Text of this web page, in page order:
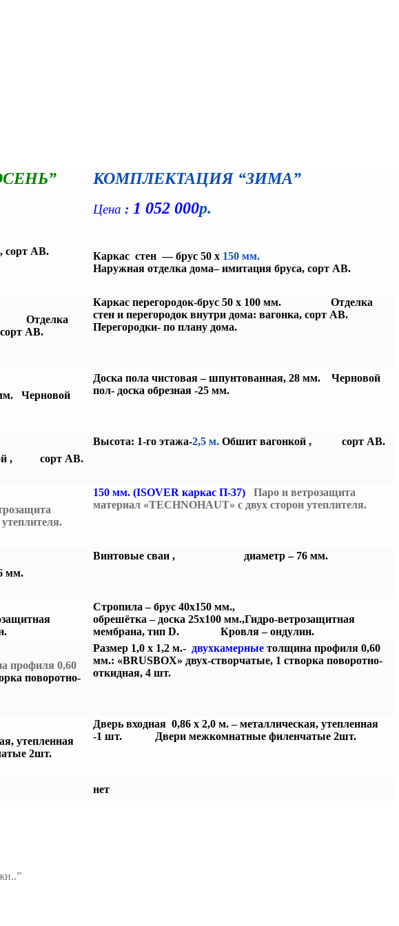
КОМПЛЕКТАЦИЯ “ЗИМА”
Цена : 1 052 000р.
сорт АВ.
Каркас стен — брус 50 х 150 мм.
Наружная отделка дома– имитация бруса, сорт АВ.
Отделка
АВ.
Каркас перегородок-брус 50 х 100 мм. Отделка
стен и перегородок внутри дома: вагонка, сорт АВ.
Перегородки- по плану дома.
Черновой
Доска пола чистовая – шпунтованная, 28 мм. Черновой
пол- доска обрезная -25 мм.
, сорт АВ.
Высота: 1-го этажа-2,5 м. Обшит вагонкой , сорт АВ.
150 мм. (ISOVER каркас П-37)Паро и ветрозащита
материал «TECHNOHAUT» с двух сторон утеплителя.
мм.
Винтовые сваи , диаметр – 76 мм.
Стропила – брус 40х150 мм.,
обрешётка – доска 25х100 мм.,Гидро-ветрозащитная
мембрана, тип D. Кровля – ондулин.
профиля 0,60
поворотно-
Размер 1,0 х 1,2 м.- двухкамерные толщина профиля 0,60
мм.: «BRUSBOX» двух-створчатые, 1 створка поворотно-
откидная, 4 шт.
утепленная
2шт.
Дверь входная 0,86 х 2,0 м. – металлическая, утепленная
-1 шт.
Двери межкомнатные филенчатые 2шт.
нет